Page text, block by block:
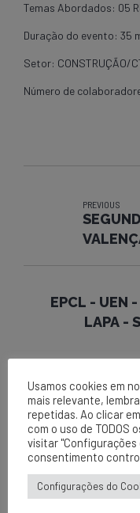
Temas Abordados: 05
Duração do evento: 35
Setor: CONSTRUÇÃO/
Número de
PREVIOUS
EPCL - UEN
LAPA -
Usamos cookies em
mais relevante,
repetidas. Ao clicar em
com o uso de TODOS
visitar "Configurações
consentimento
Configurações do